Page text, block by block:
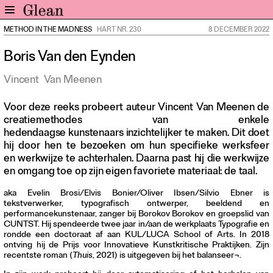
Nieuws
Expo
Inzicht
Events
Meer rubrieken
Alle nummers
Aanmelden
Abonneren
Adverteren
Nieuwsbrief
Over GLEAN
METHOD IN THE MADNESS HART NR. 230 8 DECEMBER 2022
Boris Van den Eynden
Vincent Van Meenen
Voor deze reeks probeert auteur Vincent Van Meenen de
creatiemethodes van enkele
hedendaagse kunstenaars inzichtelijker te maken. Dit doet
hij door hen te bezoeken om hun specifieke werksfeer
en werkwijze te achterhalen. Daarna past hij die werkwijze
en omgang toe op zijn eigen favoriete materiaal: de taal.
aka Evelin Brosi/Elvis Bonier/Oliver Ibsen/Silvio Ebner is
tekstverwerker, typografisch ontwerper, beeldend en
performancekunstenaar, zanger bij Borokov Borokov en groepslid van
CUNTST. Hij spendeerde twee jaar in/aan de werkplaats Typografie en
rondde een doctoraat af aan KUL/LUCA School of Arts. In 2018
ontving hij de Prijs voor Innovatieve Kunstkritische Praktijken. Zijn
recentste roman (Thuis, 2021) is uitgegeven bij het balanseer¬.